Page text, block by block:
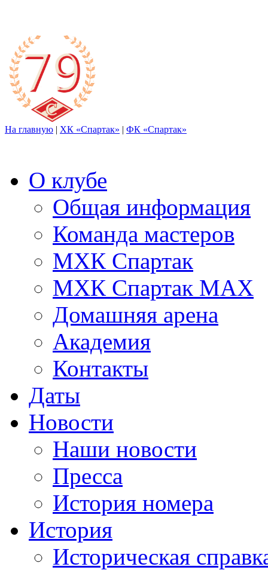
На главную | ХК «Спартак» | ФК «Спартак»
О клубе
Общая информация
Команда мастеров
МХК Спартак
МХК Спартак МАХ
Домашняя арена
Академия
Контакты
Даты
Новости
Наши новости
Пресса
История номера
История
Историческая